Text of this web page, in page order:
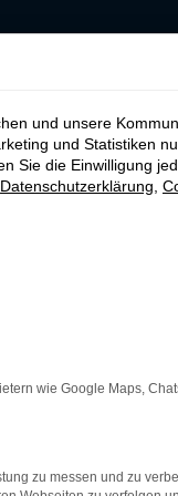
und unsere
und Statistiken
Sie die Einwilligung
Datenschutzerklärung
wie Google Maps,
zu messen und zu